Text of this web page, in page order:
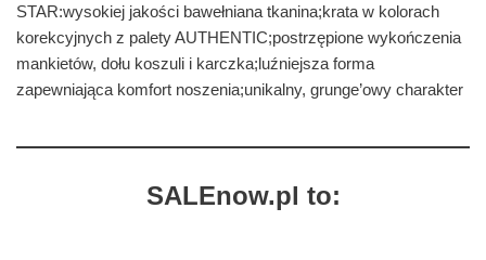
STAR:wysokiej jakości bawełniana tkanina;krata w kolorach
korekcyjnych z palety AUTHENTIC;postrzępione wykończenia
mankietów, dołu koszuli i karczka;luźniejsza forma
zapewniająca komfort noszenia;unikalny, grunge’owy charakter
SALEnow.pl to: